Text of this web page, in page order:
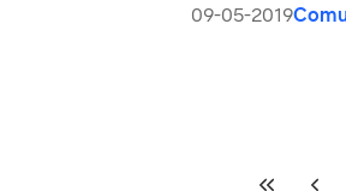
09-05-2019